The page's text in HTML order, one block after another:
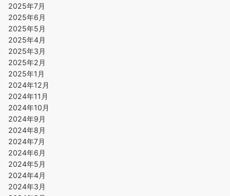
2025年7月
2025年6月
2025年5月
2025年4月
2025年3月
2025年2月
2025年1月
2024年12月
2024年11月
2024年10月
2024年9月
2024年8月
2024年7月
2024年6月
2024年5月
2024年4月
2024年3月